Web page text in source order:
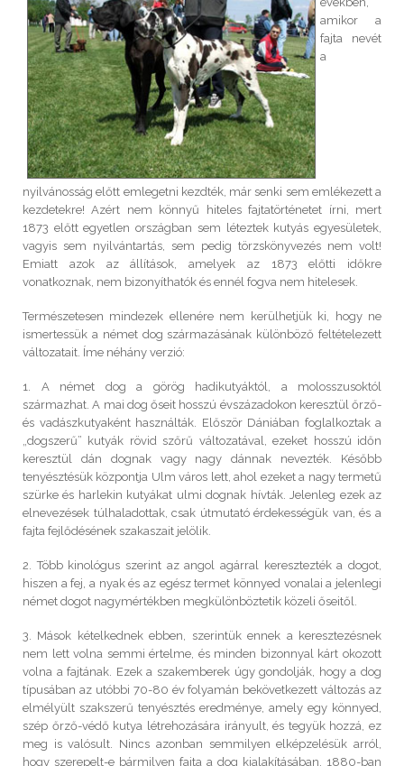
amikor a
fajta nevét
a
nyilvánosság előtt emlegetni kezdték, már senki sem emlékezett a
kezdetekre! Azért nem könnyű hiteles fajtatörténetet írni, mert
1873 előtt egyetlen országban sem léteztek kutyás egyesületek,
vagyis sem nyilvántartás, sem pedig törzskönyvezés nem volt!
Emiatt azok az állítások, amelyek az 1873 előtti időkre
vonatkoznak, nem bizonyíthatók és ennél fogva nem hitelesek.
Természetesen mindezek ellenére nem kerülhetjük ki, hogy ne
ismertessük a német dog származásának különböző feltételezett
változatait. Íme néhány verzió:
1. A német dog a görög hadikutyáktól, a molosszusoktól
származhat. A mai dog őseit hosszú évszázadokon keresztül őrző-
és vadászkutyaként használták. Először Dániában foglalkoztak a
„dogszerű” kutyák rövid szőrű változatával, ezeket hosszú időn
keresztül dán dognak vagy nagy dánnak nevezték. Később
tenyésztésük központja Ulm város lett, ahol ezeket a nagy termetű
szürke és harlekin kutyákat ulmi dognak hívták. Jelenleg ezek az
elnevezések túlhaladottak, csak útmutató érdekességük van, és a
fajta fejlődésének szakaszait jelölik.
2. Több kinológus szerint az angol agárral keresztezték a dogot,
hiszen a fej, a nyak és az egész termet könnyed vonalai a jelenlegi
német dogot nagymértékben megkülönböztetik közeli őseitől.
3. Mások kételkednek ebben, szerintük ennek a keresztezésnek
nem lett volna semmi értelme, és minden bizonnyal kárt okozott
volna a fajtának. Ezek a szakemberek úgy gondolják, hogy a dog
típusában az utóbbi 70-80 év folyamán bekövetkezett változás az
elmélyült szakszerű tenyésztés eredménye, amely egy könnyed,
szép őrző-védő kutya létrehozására irányult, és tegyük hozzá, ez
meg is valósult. Nincs azonban semmilyen elképzelésük arról,
hogy szerepelt-e bármilyen fajta a dog kialakításában. 1880-ban